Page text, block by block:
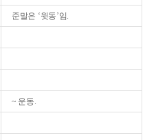
준말은 ‘윗동’임.
~ 운동.